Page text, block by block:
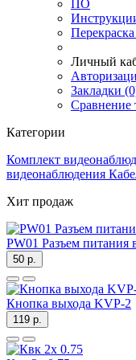
ПО
Личный
Закладки
Сравнение
Категории
Комплект
видеонаблюдения
Хит продаж
PW01 Разъем питания
50 р.
Кнопка выхода KVP-2
119 р.